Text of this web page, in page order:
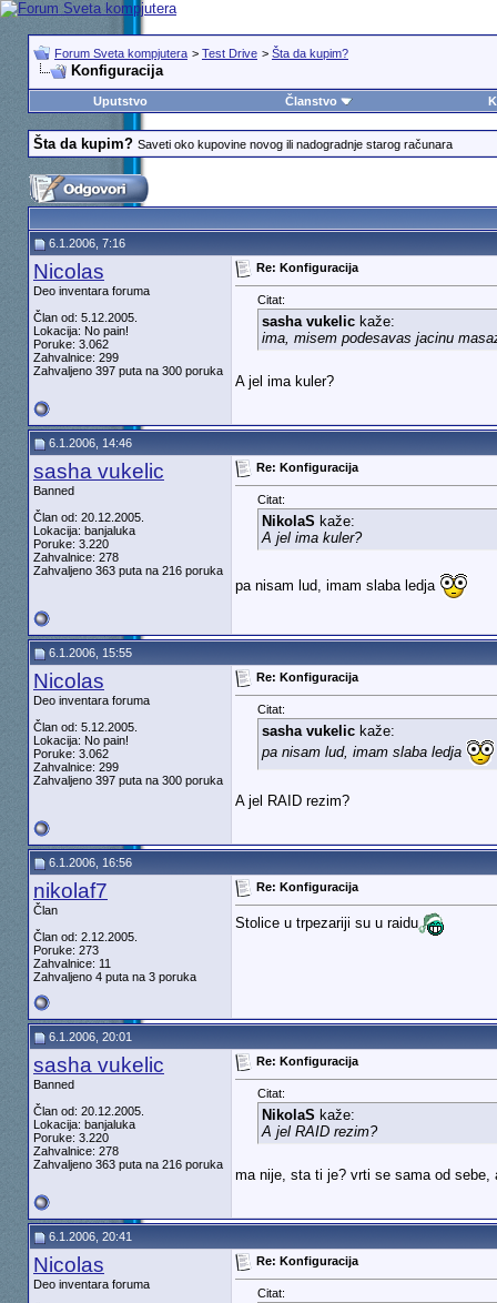
Forum Sveta kompjutera > Test Drive > Šta da kupim?
Konfiguracija
Uputstvo Članstvo
Šta da kupim? Saveti oko kupovine novog ili nadogradnje starog računara
6.1.2006, 7:16
Nicolas
Deo inventara foruma
Član od: 5.12.2005.
Lokacija: No pain!
Poruke: 3.062
Zahvalnice: 299
Zahvaljeno 397 puta na 300 poruka
Re: Konfiguracija
Citat:
sasha vukelickaže:
ima, misem podesavas jacinu
A jel ima kuler?
6.1.2006, 14:46
sasha vukelic
Banned
Član od: 20.12.2005.
Lokacija: banjaluka
Poruke: 3.220
Zahvalnice: 278
Zahvaljeno 363 puta na 216 poruka
Re: Konfiguracija
Citat:
NikolaS kaže:
A jel ima kuler?
pa nisam lud, imam slaba ledja
6.1.2006, 15:55
Nicolas
Deo inventara foruma
Član od: 5.12.2005.
Lokacija: No pain!
Poruke: 3.062
Zahvalnice: 299
Zahvaljeno 397 puta na 300 poruka
Re: Konfiguracija
Citat:
sasha vukelickaže:
pa nisam lud, imam slaba ledja
A jel RAID rezim?
6.1.2006, 16:56
nikolaf7
Član
Član od: 2.12.2005.
Poruke: 273
Zahvalnice: 11
Zahvaljeno 4 puta na 3 poruka
Re: Konfiguracija
Stolice u trpezariji su u raidu
6.1.2006, 20:01
sasha vukelic
Banned
Član od: 20.12.2005.
Lokacija: banjaluka
Poruke: 3.220
Zahvalnice: 278
Zahvaljeno 363 puta na 216 poruka
Re: Konfiguracija
Citat:
NikolaS kaže:
A jel RAID rezim?
ma nije, sta ti je? vrti se sama od sebe,
6.1.2006, 20:41
Nicolas
Deo inventara foruma
Re: Konfiguracija
Citat: